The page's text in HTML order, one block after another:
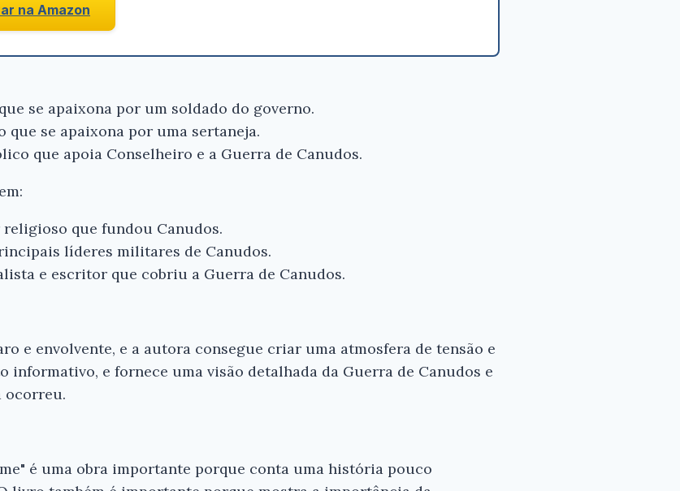
na Amazon
se apaixona por um soldado do governo.
que se apaixona por uma sertaneja.
que apoia Conselheiro e a Guerra de Canudos.
que fundou Canudos.
líderes militares de Canudos.
e escritor que cobriu a Guerra de Canudos.
e envolvente, e a autora consegue criar uma atmosfera de tensão e
informativo, e fornece uma visão detalhada da Guerra de Canudos e
ocorreu.
é uma obra importante porque conta uma história pouco